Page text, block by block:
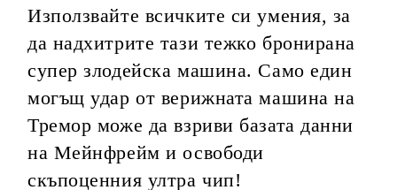
Използвайте всичките си умения, за
да надхитрите тази тежко бронирана
супер злодейска машина. Само един
могъщ удар от верижната машина на
Тремор може да взриви базата данни
на Мейнфрейм и освободи
скъпоценния ултра чип!